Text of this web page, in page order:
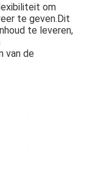
om
te geven.Dit
te leveren,
van de